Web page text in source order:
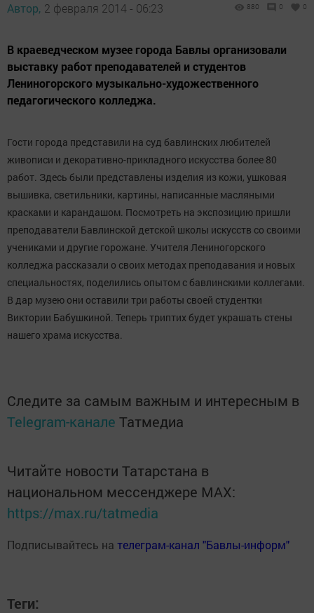
Автор, 2 февраля 2014 - 06:23 880 0 0
В краеведческом музее города Бавлы организовали
выставку работ преподавателей и студентов
Лениногорского музыкально-художественного
педагогического колледжа.
Гости города представили на суд бавлинских любителей
живописи и декоративно-прикладного искусства более 80
работ. Здесь были представлены изделия из кожи, ушковая
вышивка, светильники, картины, написанные масляными
красками и карандашом. Посмотреть на экспозицию пришли
преподаватели Бавлинской детской школы искусств со своими
учениками и другие горожане. Учителя Лениногорского
колледжа рассказали о своих методах преподавания и новых
специальностях, поделились опытом с бавлинскими коллегами.
В дар музею они оставили три работы своей студентки
Виктории Бабушкиной. Теперь триптих будет украшать стены
нашего храма искусства.
Следите за самым важным и интересным в
Telegram-канале Татмедиа
Читайте новости Татарстана в
национальном мессенджере MАХ:
https://max.ru/tatmedia
Подписывайтесь на телеграм-канал "Бавлы-информ"
Теги: